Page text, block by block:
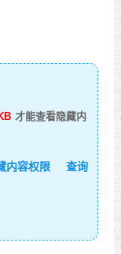
才能查看隐藏内
内容权限
查询